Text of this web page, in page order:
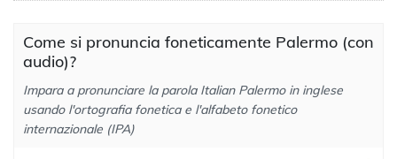
Come si pronuncia foneticamente Palermo (con
audio)?
Impara a pronunciare la parola Italian Palermo in inglese
usando l'ortografia fonetica e l'alfabeto fonetico
internazionale (IPA)